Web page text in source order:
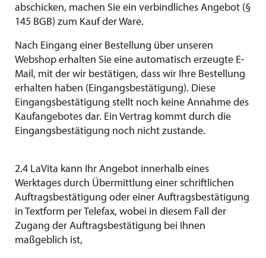
abschicken, machen Sie ein verbindliches Angebot (§
145 BGB) zum Kauf der Ware.
Nach Eingang einer Bestellung über unseren
Webshop erhalten Sie eine automatisch erzeugte E-
Mail, mit der wir bestätigen, dass wir Ihre Bestellung
erhalten haben (Eingangsbestätigung). Diese
Eingangsbestätigung stellt noch keine Annahme des
Kaufangebotes dar. Ein Vertrag kommt durch die
Eingangsbestätigung noch nicht zustande.
2.4 LaVita kann Ihr Angebot innerhalb eines
Werktages durch Übermittlung einer schriftlichen
Auftragsbestätigung oder einer Auftragsbestätigung
in Textform per Telefax, wobei in diesem Fall der
Zugang der Auftragsbestätigung bei Ihnen
maßgeblich ist,